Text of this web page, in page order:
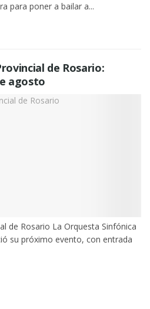
para poner a bailar a...
de Rosario:
agosto
de Rosario La Orquesta Sinfónica
su próximo evento, con entrada